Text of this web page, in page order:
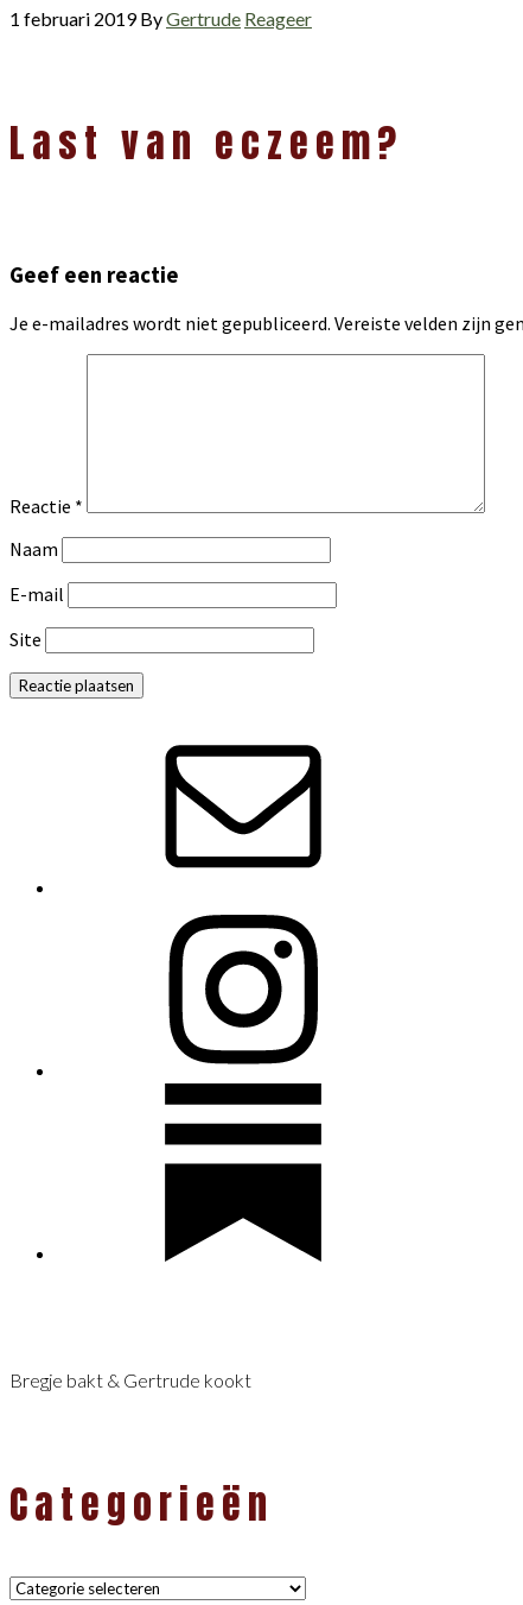
1 februari 2019ByGertrude Reageer
Interacties
Last van eczeem?
Geef een reactie
Je e-mailadres wordt niet gepubliceerd. Vereiste velden zijn
Reactie *
Naam
E-mail
Site
Bregje bakt & Gertrude kookt
Categorieën
Categorieën